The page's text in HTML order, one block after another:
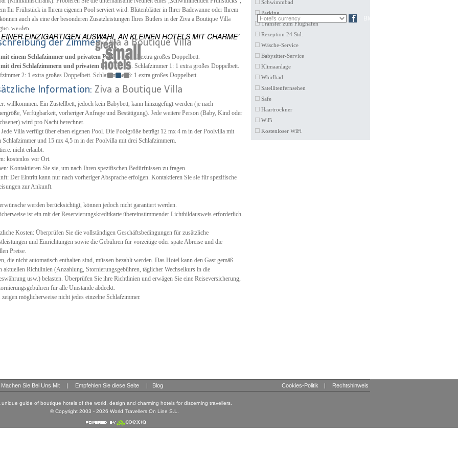
ES EN Blog
EINZIGARTIGEN AUSWAHL AN KLEINEN HOTELS MIT CHARME’
Ihr Frühstück in Ihrem eigenen Pool serviert wird. Blütenblätter in Ihrer Badewanne oder Ihrem
auch als eine der besonderen Zusatzleistungen Ihres Butlers in der Ziva a Boutique Villa
werden.
der Zimmer:Ziva a Boutique Villa
einem Schlafzimmer und privatem Pool:
240m². 1 extra großes Doppelbett.
drei Schlafzimmern und privatem Pool: 600m². Schlafzimmer 1: 1 extra großes Doppelbett.
2: 1 extra großes Doppelbett. Schlafzimmer 3: 1 extra großes Doppelbett.
Information: Ziva a Boutique Villa
willkommen. Ein Zustellbett, jedoch kein Babybett, kann hinzugefügt werden (je nach
Verfügbarkeit, vorheriger Anfrage und Bestätigung). Jede weitere Person (Baby, Kind oder
wird pro Nacht berechnet.
Villa verfügt über einen eigenen Pool. Die Poolgröße beträgt 12 mx 4 m in der Poolvilla mit
Schlafzimmer und 15 mx 4,5 m in der Poolvilla mit drei Schlafzimmern.
nicht erlaubt.
kostenlos vor Ort.
Kontaktieren Sie sie, um nach Ihren spezifischen Bedürfnissen zu fragen.
Der Eintritt kann nur nach vorheriger Absprache erfolgen. Kontaktieren Sie sie für spezifische
zur Ankunft.
werden berücksichtigt, können jedoch nicht garantiert werden.
ist ein mit der Reservierungskreditkarte übereinstimmender Lichtbildausweis erforderlich.
Kosten: Überprüfen Sie die vollständigen Geschäftsbedingungen für zusätzliche
und Einrichtungen sowie die Gebühren für vorzeitige oder späte Abreise und die
Preise.
die nicht automatisch enthalten sind, müssen bezahlt werden. Das Hotel kann den Gast gemäß
aktuellen Richtlinien (Anzahlung, Stornierungsgebühren, täglicher Wechselkurs in die
usw.) belasten. Überprüfen Sie ihre Richtlinien und erwägen Sie eine Reiseversicherung,
für alle Umstände abdeckt.
zeigen möglicherweise nicht jedes einzelne Schlafzimmer.
Schwimmbad
Parking
Transfer zum Flughafen
Rezeption 24 Std.
Wäsche-Service
Babysitter-Service
Klimaanlage
Whirlbad
Satellitenfernsehen
Safe
Haartrockner
WiFi
Kostenloser WiFi
Machen Sie Bei Uns Mit | Empfehlen Sie diese Seite | Blog Cookies-Politik | Rechtshinweis
unique guide of boutique hotels of the world, design and charming hotels for discerning travellers.
© Copyright 2003 - 2026 World Travellers On Line S.L.